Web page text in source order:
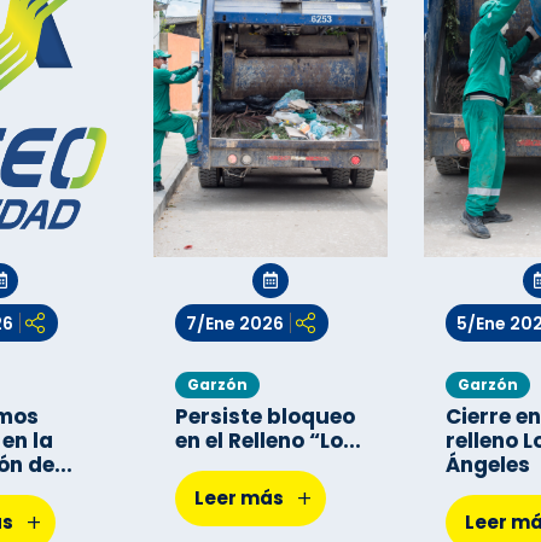
la
de...
+
7/Ene 2026
Garzón
Persiste bloqueo
en el Relleno “Lo...
Leer más +
5/Ene
Garzón
Cierre
relleno
Ángeles
Leer